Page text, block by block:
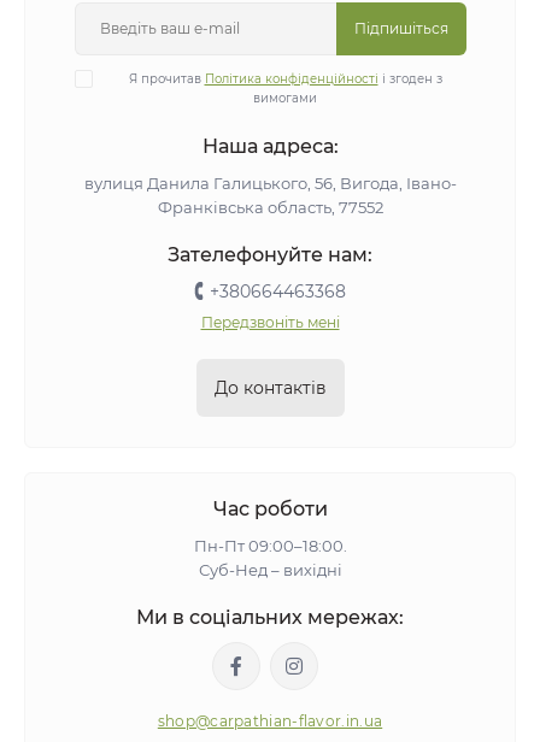
Підпишіться
Я прочитав Політика конфіденційності і згоден з
вимогами
Наша адреса:
вулиця Данила Галицького, 56, Вигода, Івано-
Франківська область, 77552
Зателефонуйте нам:
+380664463368
Передзвоніть мені
До контактів
Час роботи
Пн-Пт 09:00–18:00.
Суб-Нед – вихідні
Ми в соціальних мережах:
shop@carpathian-flavor.in.ua